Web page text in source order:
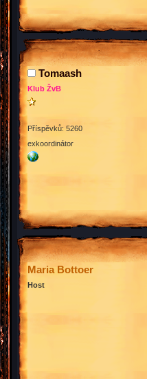
Tomaash
Klub ŽvB
Příspěvků: 5260
exkoordinátor
Maria Bottoer
Host